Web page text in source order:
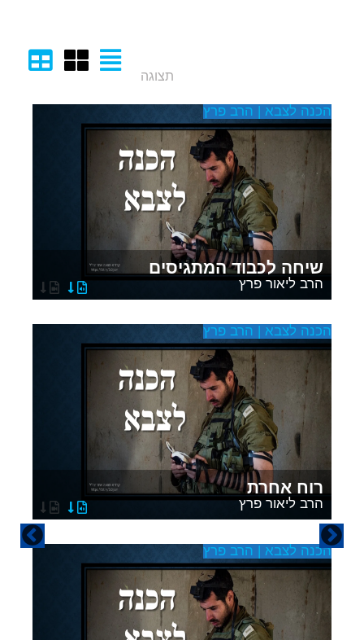
תצוגה
הכנה לצבא | הרב פרץ
שיחה לכבוד המתגיסים
הרב ליאור פרץ
הכנה לצבא | הרב פרץ
רוח אחרת
הרב ליאור פרץ
הכנה לצבא | הרב פרץ